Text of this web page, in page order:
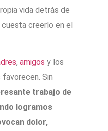
vida detrás de
creerlo en el
, amigos y los
Sin
trabajo de
logramos
dolor,